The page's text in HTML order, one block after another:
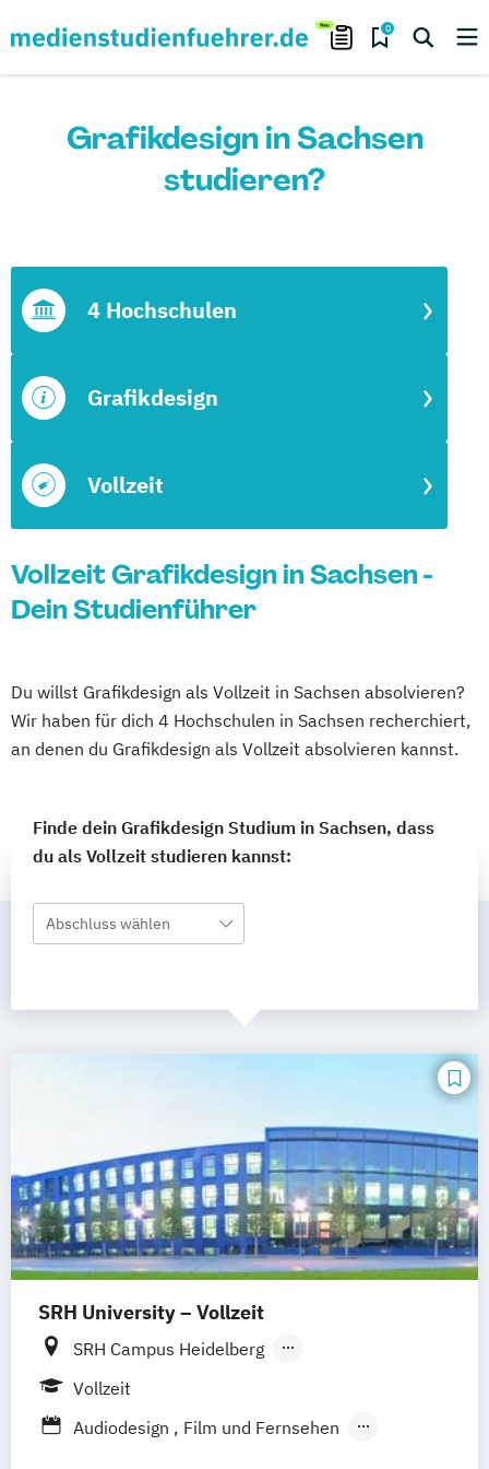
0
Grafikdesign in Sachsen
studieren?
Vollzeit
Grafikdesign
4 Hochschulen
Vollzeit Grafikdesign in Sachsen -
Dein Studienführer
Du willst Grafikdesign als Vollzeit in Sachsen absolvieren?
Wir haben für dich 4 Hochschulen in Sachsen recherchiert,
an denen du Grafikdesign als Vollzeit absolvieren kannst.
Finde dein Grafikdesign Studium in Sachsen, dass
du als Vollzeit studieren kannst:
Abschluss wählen
SRH University – Vollzeit
SRH Campus Heidelberg
SRH Campus Berlin
SRH Campus Düsseldorf
Vollzeit
Audiodesign
Film und Fernsehen